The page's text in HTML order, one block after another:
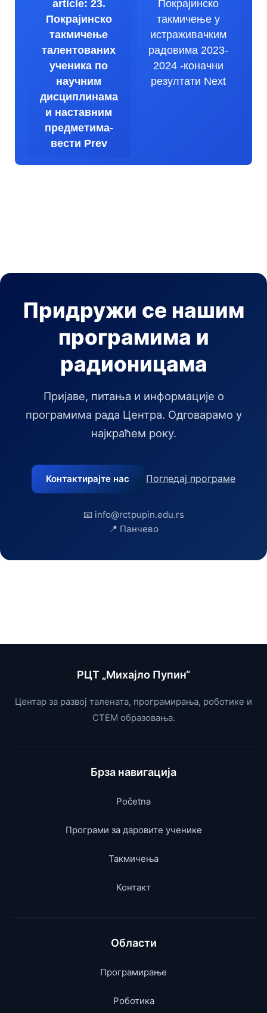
article: 23.
Покрајинско
такмичење
талентованих
ученика по
научним
дисциплинама
и наставним
предметима-
вести Prev
Покрајинско
такмичење у
истраживачким
радовима 2023-
2024 -коначни
резултати Next
Придружи се нашим
програмима и
радионицама
Пријаве, питања и информације о
програмима рада Центра. Одговарамо у
најкраћем року.
Контактирајте нас Погледај програме
📧 info@rctpupin.edu.rs
📍 Панчево
РЦТ „Михајло Пупин“
Центар за развој талената, програмирања, роботике и
СТЕМ образовања.
Брза навигација
Početna
Програми за даровите ученике
Такмичења
Контакт
Области
Програмирање
Роботика